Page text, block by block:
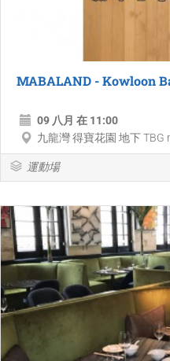
MABALAND - Kowloon
09 八月 在 11:00
九龍灣 得寶花園 地下
運動場